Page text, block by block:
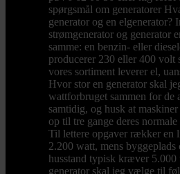
spørgsmål om generatorer
generator og en elgenerator?
strømgenerator og generator
samme: en benzin- eller
producerer 230 eller 400 volt
vores sortiment leverer el,
Hvor stor en generator skal
wattforbruget sammen for de
samtidig, og husk at
op til tre gange deres
Til lettere opgaver rækker en
2.200 watt, mens
husstand typisk kræver
generator skal jeg vælge til